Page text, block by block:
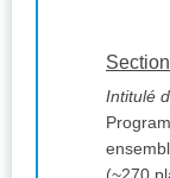
Intitulé
Programmiste Pour
ensemble